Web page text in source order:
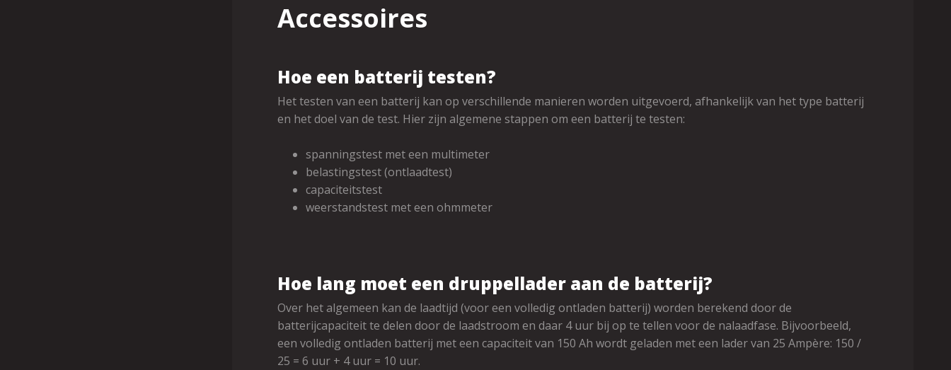
Accessoires
Hoe een batterij testen?
Het testen van een batterij kan op verschillende manieren worden uitgevoerd, afhankelijk van het type batterij
en het doel van de test. Hier zijn algemene stappen om een batterij te testen:
spanningstest met een multimeter
belastingstest (ontlaadtest)
capaciteitstest
weerstandstest met een ohmmeter
Hoe lang moet een druppellader aan de batterij?
Over het algemeen kan de laadtijd (voor een volledig ontladen batterij) worden berekend door de
batterijcapaciteit te delen door de laadstroom en daar 4 uur bij op te tellen voor de nalaadfase. Bijvoorbeeld,
een volledig ontladen batterij met een capaciteit van 150 Ah wordt geladen met een lader van 25 Ampère: 150 /
25 = 6 uur + 4 uur = 10 uur.